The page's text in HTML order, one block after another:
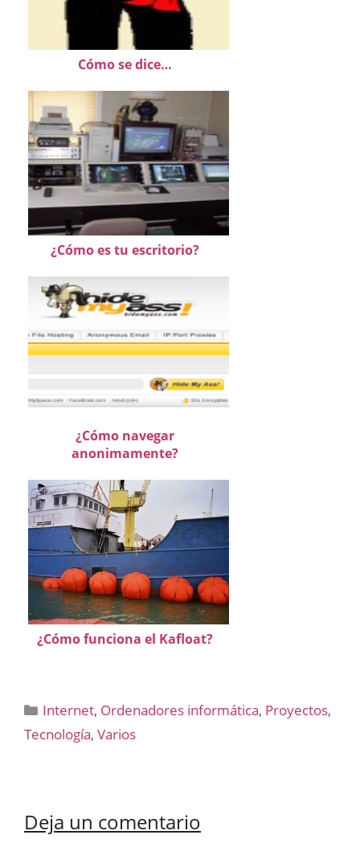
Cómo se dice…
¿Cómo es tu escritorio?
¿Cómo navegar
anonimamente?
¿Cómo funciona el Kafloat?
Categorías
Internet, Ordenadores informática, Proyectos,
Tecnología, Varios
Deja un comentario